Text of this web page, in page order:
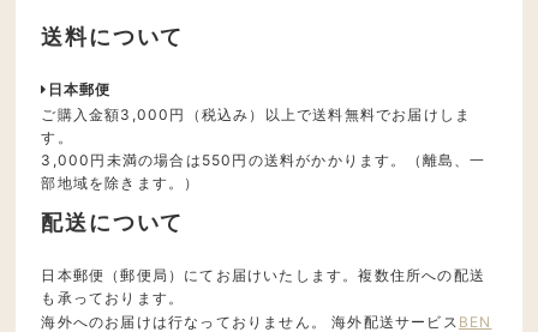
送料について
日本郵便
ご購入金額3,000円（税込み）以上で送料無料でお届けしま
す。
3,000円未満の場合は550円の送料がかかります。（離島、一
部地域を除きます。）
配送について
日本郵便（郵便局）にてお届けいたします。複数住所への配送
も承っております。
海外へのお届けは行なっておりません。 海外配送サービス BEN